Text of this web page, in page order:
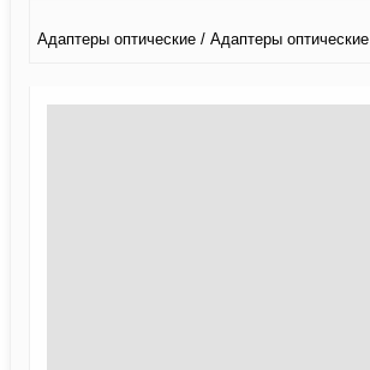
Адаптеры оптические / Адаптеры